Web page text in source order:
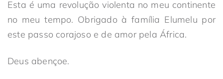
Esta é uma revolução violenta no meu continente
no meu tempo. Obrigado à família Elumelu por
este passo corajoso e de amor pela África.
Deus abençoe.